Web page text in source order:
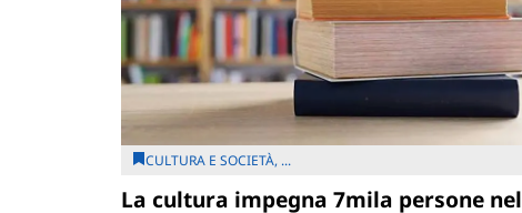
CULTURA E SOCIETÀ, ...
La cultura impegna 7mila persone nel